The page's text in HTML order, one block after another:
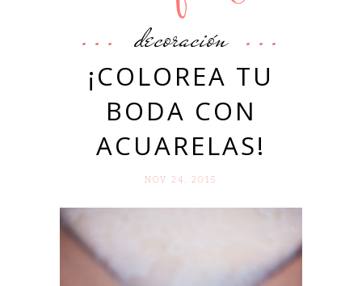
decoración
¡COLOREA TU
BODA CON
ACUARELAS!
NOV 24. 2015